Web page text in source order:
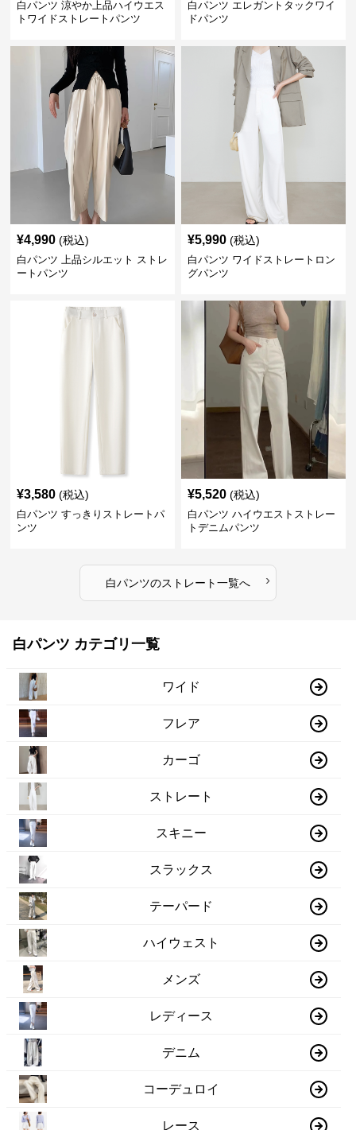
白パンツ 涼やか上品ハイウエス
トワイドストレートパンツ
白パンツ エレガントタックワイ
ドパンツ
¥4,990 (税込)
白パンツ 上品シルエット ストレ
ートパンツ
¥5,990 (税込)
白パンツ ワイドストレートロン
グパンツ
¥3,580 (税込)
白パンツ すっきりストレートパ
ンツ
¥5,520 (税込)
白パンツ ハイウエストストレー
トデニムパンツ
白パンツのストレート一覧へ ›
白パンツ カテゴリ一覧
ワイド
フレア
カーゴ
ストレート
スキニー
スラックス
テーパード
ハイウェスト
メンズ
レディース
デニム
コーデュロイ
レース